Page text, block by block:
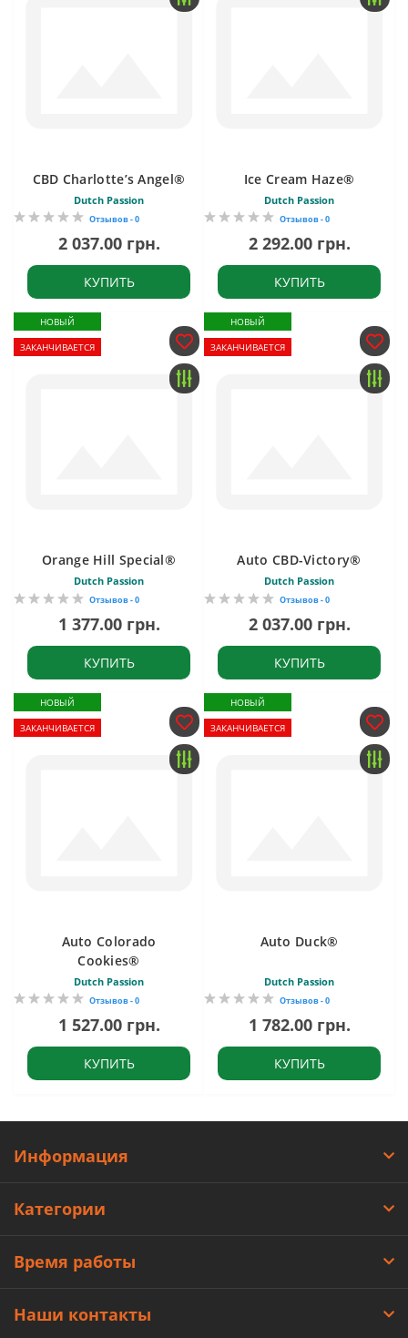
CBD Charlotte’s Angel®
Dutch Passion
Отзывов - 0
2 037.00 грн.
КУПИТЬ
Ice Cream Haze®
Dutch Passion
Отзывов - 0
2 292.00 грн.
КУПИТЬ
НОВЫЙ
ЗАКАНЧИВАЕТСЯ
Orange Hill Special®
Dutch Passion
Отзывов - 0
1 377.00 грн.
КУПИТЬ
НОВЫЙ
ЗАКАНЧИВАЕТСЯ
Auto CBD-Victory®
Dutch Passion
Отзывов - 0
2 037.00 грн.
КУПИТЬ
НОВЫЙ
ЗАКАНЧИВАЕТСЯ
Auto Colorado
Cookies®
Dutch Passion
Отзывов - 0
1 527.00 грн.
КУПИТЬ
НОВЫЙ
ЗАКАНЧИВАЕТСЯ
Auto Duck®
Dutch Passion
Отзывов - 0
1 782.00 грн.
КУПИТЬ
Информация
Категории
Время работы
Наши контакты